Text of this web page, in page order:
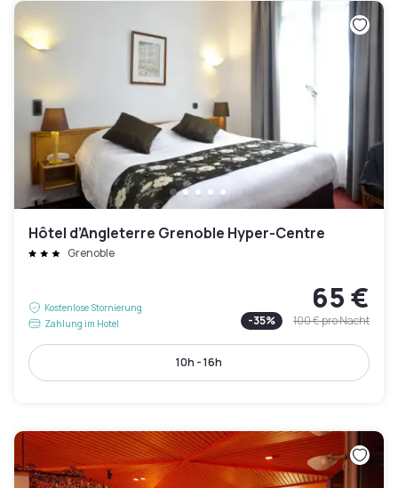
Hôtel d’Angleterre Grenoble Hyper-Centre
Grenoble
Kostenlose Stornierung
Zahlung im Hotel
65 €
-35% 100 €pro Nacht
10h - 16h